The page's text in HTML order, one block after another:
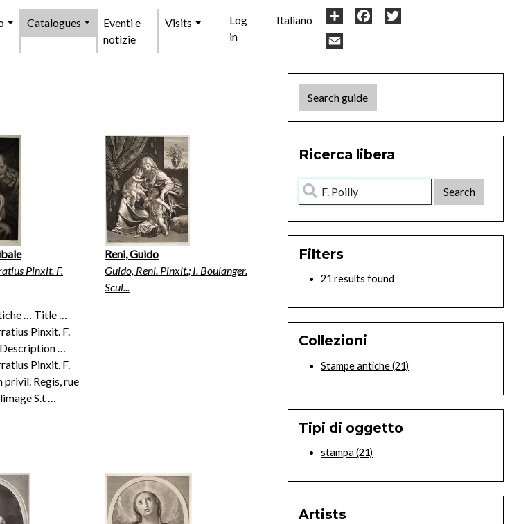
Catalogues
Eventi e
notizie
Visits
User
account
Log
in
Italiano Share Facebook
Pinxit. F.
… Title …
Pinxit. F.
…
Pinxit. F.
privil. Regis, rue
S.t …
Reni, Guido
Guido, Reni. Pinxit.; I. Boulanger.
Scul...
Search guide
Ricerca libera
Filters
21 results found
Collezioni
Stampe antiche(21)
Tipi di oggetto
stampa (21)
Artists